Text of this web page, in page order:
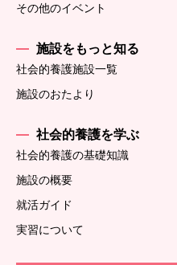
その他のイベント
施設をもっと知る
社会的養護施設一覧
施設のおたより
社会的養護を学ぶ
社会的養護の基礎知識
施設の概要
就活ガイド
実習について